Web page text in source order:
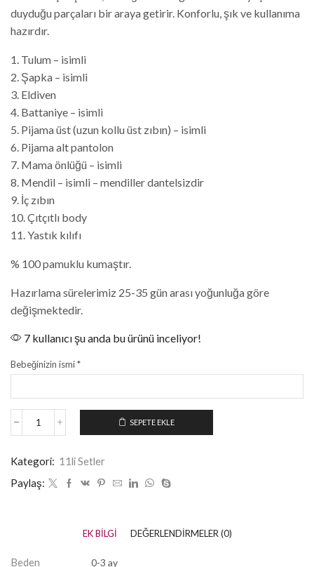
duyduğu parçaları bir araya getirir. Konforlu, şık ve kullanıma
hazırdır.
1. Tulum – isimli
2. Şapka – isimli
3. Eldiven
4. Battaniye – isimli
5. Pijama üst (uzun kollu üst zıbın) – isimli
6. Pijama alt pantolon
7. Mama önlüğü – isimli
8. Mendil – isimli – mendiller dantelsizdir
9. İç zıbın
10. Çıtçıtlı body
11. Yastık kılıfı
% 100 pamuklu kumaştır.
Hazırlama sürelerimiz 25-35 gün arası yoğunluğa göre
değişmektedir.
7 kullanıcı şu anda bu ürünü inceliyor!
Bebeğinizin ismi*
SEPETE EKLE
Kategori: 11li Setler
Paylaş:
EK BILGI DEĞERLENDIRMELER (0)
Beden 0-3 ay